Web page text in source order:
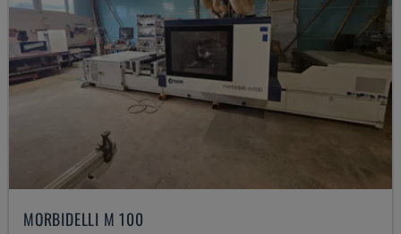
MORBIDELLI M 100